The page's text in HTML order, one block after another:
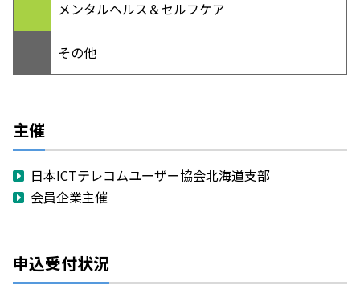
メンタルヘルス＆セルフケア
その他
主催
日本ICTテレコムユーザー協会北海道支部
会員企業主催
申込受付状況